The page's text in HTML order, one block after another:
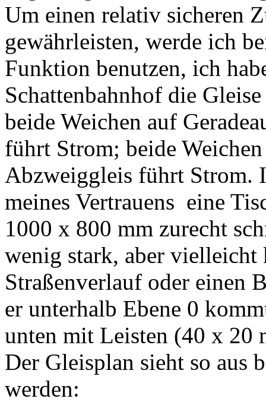
Um einen relativ sicheren
gewährleisten, werde ich
Funktion benutzen, ich
Schattenbahnhof die
beide Weichen auf
führt Strom; beide
Abzweiggleis führt Strom.
meines Vertrauens eine
1000 x 800 mm zurecht
wenig stark, aber vielleicht
Straßenverlauf oder einen
er unterhalb Ebene 0
unten mit Leisten (40 x 20
Der Gleisplan sieht so aus
werden: